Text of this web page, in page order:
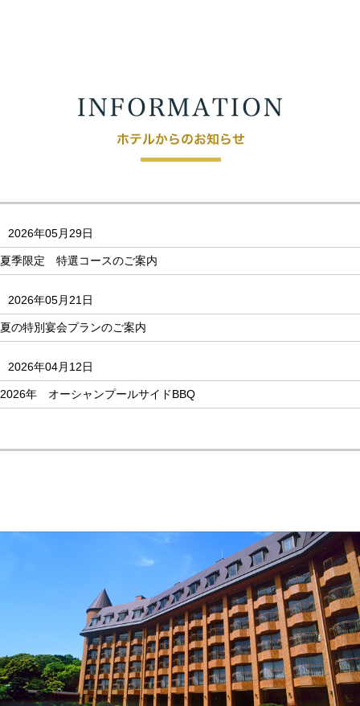
2026年05月29日
夏季限定 特選コースのご案内
2026年05月21日
夏の特別宴会プランのご案内
2026年04月12日
2026年 オーシャンプールサイドBBQ